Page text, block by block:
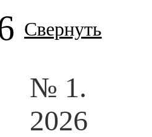
Свернуть
№ 1.
2026